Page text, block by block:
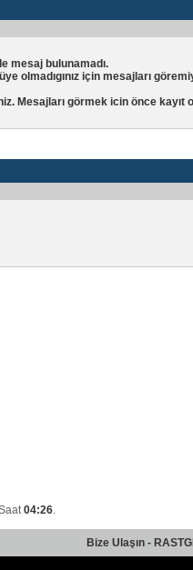
mesaj bulunamadı.
olmadıgınız için mesajları
Mesajları görmek icin önce kayıt
04:26.
Bize Ulaşın -